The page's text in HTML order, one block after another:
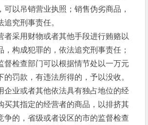
可以吊销营业执照；销售伪劣商品，
究刑事责任。
采用财物或者其他手段进行贿赂以
，构成犯罪的，依法追究刑事责任；
督检查部门可以根据情节处以一万元
的罚款，有违法所得的，予以没收。
业或者其他依法具有独占地位的经
买其指定的经营者的商品，以排挤其
争的，省级或者设区的市的监督检查